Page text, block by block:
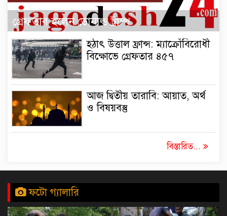
গ্রেফতার হলেন ডোনাল্ড ট্রাম্প
হঠাৎ উত্তাল ফ্রান্স: ম্যাক্রোঁবিরোধী
বিক্ষোভে গ্রেফতার ৪৫৭
আজ দ্বিতীয় তারাবি: আয়াত, অর্থ
ও বিষয়বস্তু
বিস্তারিত...
ফটো গ্যালারি